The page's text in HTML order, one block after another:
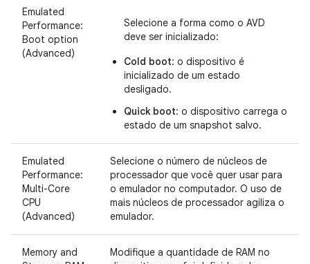
Emulated
Performance:
Boot option
(Advanced)
Selecione a forma como o AVD
deve ser inicializado:
Cold boot: o dispositivo é
inicializado de um estado
desligado.
Quick boot: o dispositivo carrega o
estado de um snapshot salvo.
Emulated
Performance:
Multi-Core
CPU
(Advanced)
Selecione o número de núcleos de
processador que você quer usar para
o emulador no computador. O uso de
mais núcleos de processador agiliza o
emulador.
Memory and
Modifique a quantidade de RAM no